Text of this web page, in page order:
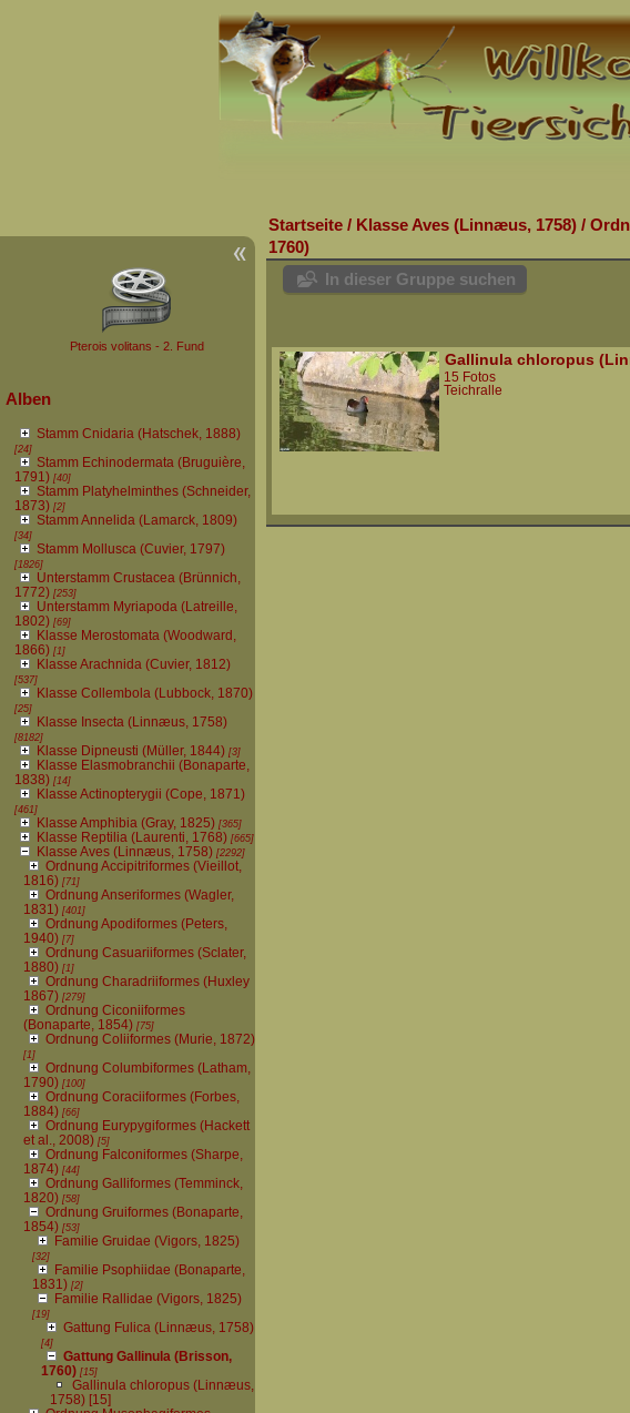
Pterois volitans - 2. Fund
Alben
Stamm Cnidaria (Hatschek, 1888)
[24]
Stamm Echinodermata (Bruguière,
1791)[40]
Stamm Platyhelminthes (Schneider,
1873)[2]
Stamm Annelida (Lamarck, 1809)
[34]
Stamm Mollusca (Cuvier, 1797)
[1826]
Unterstamm Crustacea (Brünnich,
1772)[253]
Unterstamm Myriapoda (Latreille,
1802)[69]
Klasse Merostomata (Woodward,
1866)[1]
Klasse Arachnida (Cuvier, 1812)
[537]
Klasse Collembola (Lubbock, 1870)
[25]
Klasse Insecta (Linnæus, 1758)
[8182]
Klasse Dipneusti (Müller, 1844)[3]
Klasse Elasmobranchii (Bonaparte,
1838)[14]
Klasse Actinopterygii (Cope, 1871)
[461]
Klasse Amphibia (Gray, 1825)[365]
Klasse Reptilia (Laurenti, 1768)[665]
Klasse Aves (Linnæus, 1758)[2292]
Ordnung Accipitriformes (Vieillot,
1816)[71]
Ordnung Anseriformes (Wagler,
1831)[401]
Ordnung Apodiformes (Peters,
1940)[7]
Ordnung Casuariiformes (Sclater,
1880)[1]
Ordnung Charadriiformes (Huxley
1867)[279]
Ordnung Ciconiiformes
(Bonaparte, 1854)[75]
Ordnung Coliiformes (Murie, 1872)
[1]
Ordnung Columbiformes (Latham,
1790)[100]
Ordnung Coraciiformes (Forbes,
1884)[66]
Ordnung Eurypygiformes (Hackett
et al., 2008)[5]
Ordnung Falconiformes (Sharpe,
1874)[44]
Ordnung Galliformes (Temminck,
1820)[58]
Ordnung Gruiformes (Bonaparte,
1854)[53]
Familie Gruidae (Vigors, 1825)
[32]
Familie Psophiidae (Bonaparte,
1831)[2]
Familie Rallidae (Vigors, 1825)
[19]
Gattung Fulica (Linnæus, 1758)
[4]
Gattung Gallinula (Brisson,
1760)[15]
Gallinula chloropus (Linnæus,
1758)[15]
Startseite / Klasse Aves (Linnæus, 1758) /
1760)
In dieser Gruppe suchen
Gallinula chloropus
15 Fotos
Teichralle